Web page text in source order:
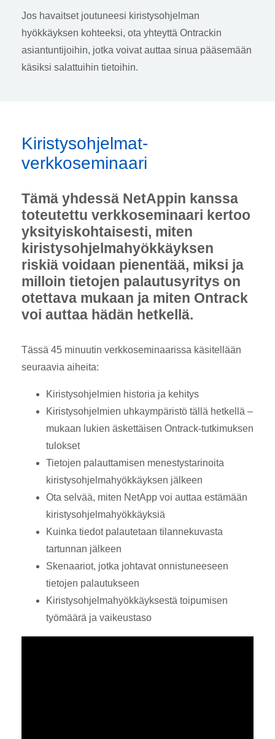
Jos havaitset joutuneesi kiristysohjelman
hyökkäyksen kohteeksi, ota yhteyttä Ontrackin
asiantuntijoihin, jotka voivat auttaa sinua pääsemään
käsiksi salattuihin tietoihin.
Kiristysohjelmat-
verkkoseminaari
Tämä yhdessä NetAppin kanssa
toteutettu verkkoseminaari kertoo
yksityiskohtaisesti, miten
kiristysohjelmahyökkäyksen
riskiä voidaan pienentää, miksi ja
milloin tietojen palautusyritys on
otettava mukaan ja miten Ontrack
voi auttaa hädän hetkellä.
Tässä 45 minuutin verkkoseminaarissa käsitellään
seuraavia aiheita:
Kiristysohjelmien historia ja kehitys
Kiristysohjelmien uhkaympäristö tällä hetkellä –
mukaan lukien äskettäisen Ontrack-tutkimuksen
tulokset
Tietojen palauttamisen menestystarinoita
kiristysohjelmahyökkäyksen jälkeen
Ota selvää, miten NetApp voi auttaa estämään
kiristysohjelmahyökkäyksiä
Kuinka tiedot palautetaan tilannekuvasta
tartunnan jälkeen
Skenaariot, jotka johtavat onnistuneeseen
tietojen palautukseen
Kiristysohjelmahyökkäyksestä toipumisen
työmäärä ja vaikeustaso